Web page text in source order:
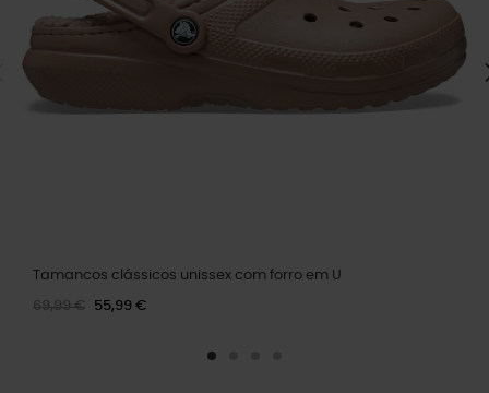
Tamancos clássicos unissex com forro em U
69,99 € 55,99 €